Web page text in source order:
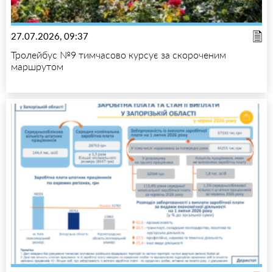
27.07.2026, 09:37
Тролейбус №9 тимчасово курсує за скороченим
маршрутом